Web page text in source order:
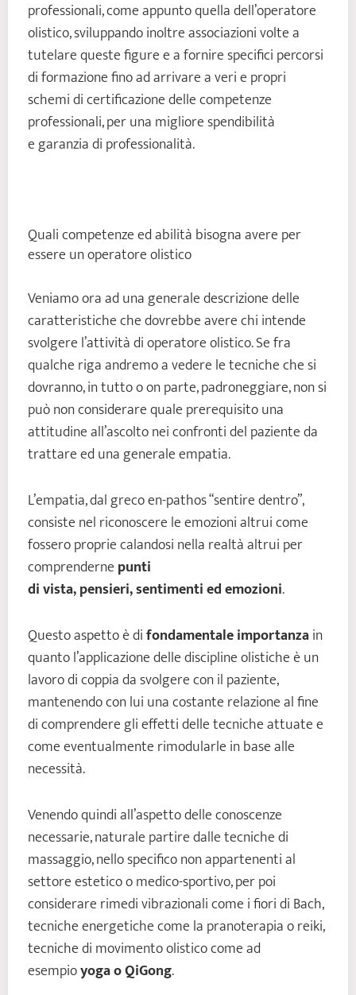
professionali, come appunto quella dell’operatore
olistico, sviluppando inoltre associazioni volte a
tutelare queste figure e a fornire specifici percorsi
di formazione fino ad arrivare a veri e propri
schemi di certificazione delle competenze
professionali, per una migliore spendibilità
e garanzia di professionalità.
Quali competenze ed abilità bisogna avere per
essere un operatore olistico
Veniamo ora ad una generale descrizione delle
caratteristiche che dovrebbe avere chi intende
svolgere l’attività di operatore olistico. Se fra
qualche riga andremo a vedere le tecniche che si
dovranno, in tutto o on parte, padroneggiare, non si
può non considerare quale prerequisito una
attitudine all’ascolto nei confronti del paziente da
trattare ed una generale empatia.
L’empatia, dal greco en-pathos “sentire dentro”,
consiste nel riconoscere le emozioni altrui come
fossero proprie calandosi nella realtà altrui per
comprenderne punti
di vista, pensieri, sentimenti ed emozioni.
Questo aspetto è difondamentale importanzain
quanto l’applicazione delle discipline olistiche è un
lavoro di coppia da svolgere con il paziente,
mantenendo con lui una costante relazione al fine
di comprendere gli effetti delle tecniche attuate e
come eventualmente rimodularle in base alle
necessità.
Venendo quindi all’aspetto delle conoscenze
necessarie, naturale partire dalle tecniche di
massaggio, nello specifico non appartenenti al
settore estetico o medico-sportivo, per poi
considerare rimedi vibrazionali come i fiori di Bach,
tecniche energetiche come la pranoterapia o reiki,
tecniche di movimento olistico come ad
esempioyoga o QiGong.